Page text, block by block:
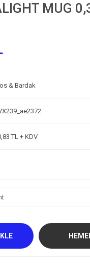
MUG
& Bardak
TL + KDV